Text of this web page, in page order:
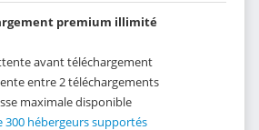
premium illimité
avant téléchargement
entre 2 téléchargements
maximale disponible
300 hébergeurs supportés